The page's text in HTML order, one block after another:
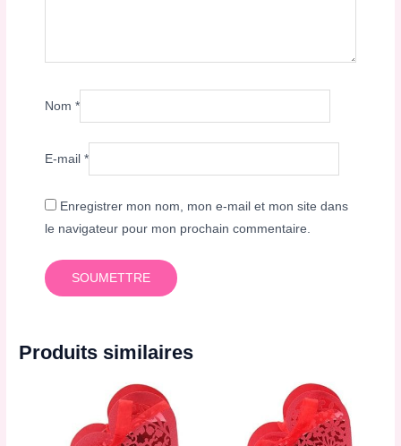
Nom*
E-mail*
Enregistrer mon nom, mon e-mail et mon site dans
le navigateur pour mon prochain commentaire.
Produits similaires